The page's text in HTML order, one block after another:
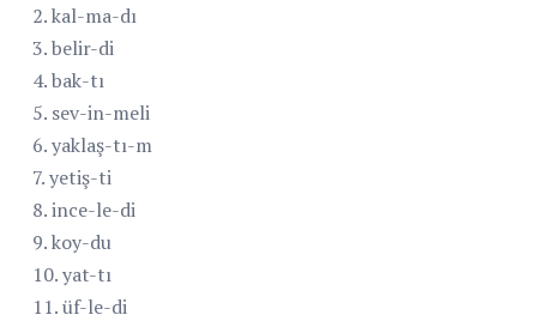
2. kal-ma-dı
3. belir-di
4. bak-tı
5. sev-in-meli
6. yaklaş-tı-m
7. yetiş-ti
8. ince-le-di
9. koy-du
10. yat-tı
11. üf-le-di